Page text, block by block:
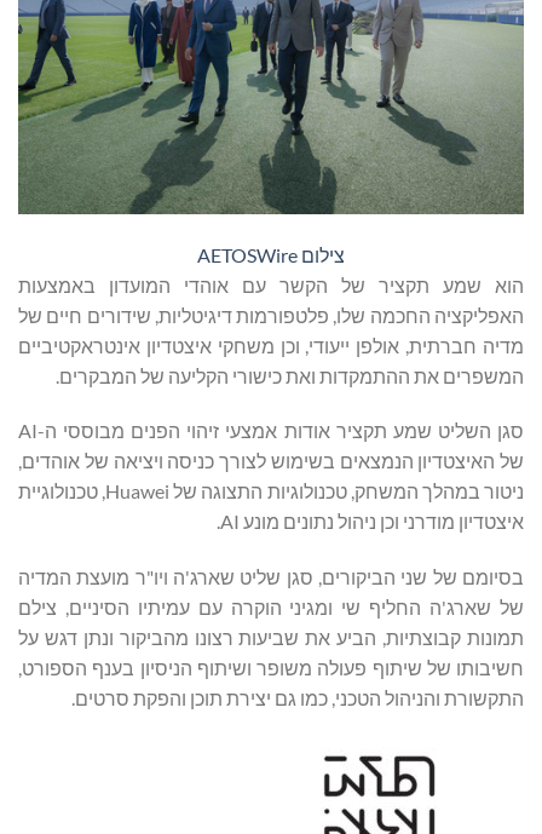
צילום AETOSWire
הוא שמע תקציר של הקשר עם אוהדי המועדון באמצעות
האפליקציה החכמה שלו, פלטפורמות דיגיטליות, שידורים חיים של
מדיה חברתית, אולפן ייעודי, וכן משחקי איצטדיון אינטראקטיביים
המשפרים את ההתמקדות ואת כישורי הקליעה של המבקרים.
סגן השליט שמע תקציר אודות אמצעי זיהוי הפנים מבוססי ה-AI
של האיצטדיון הנמצאים בשימוש לצורך כניסה ויציאה של אוהדים,
ניטור במהלך המשחק, טכנולוגיות התצוגה של Huawei, טכנולוגיית
איצטדיון מודרני וכן ניהול נתונים מונע AI.
בסיומם של שני הביקורים, סגן שליט שארג'ה ויו"ר מועצת המדיה
של שארג'ה החליף שי ומגיני הוקרה עם עמיתיו הסיניים, צילם
תמונות קבוצתיות, הביע את שביעות רצונו מהביקור ונתן דגש על
חשיבותו של שיתוף פעולה משופר ושיתוף הניסיון בענף הספורט,
התקשורת והניהול הטכני, כמו גם יצירת תוכן והפקת סרטים.